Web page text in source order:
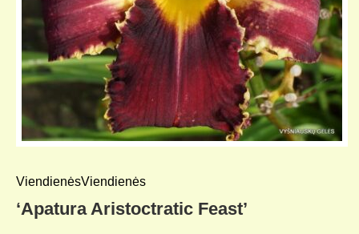
ViendienėsViendienės
‘Apatura Aristoctratic Feast’